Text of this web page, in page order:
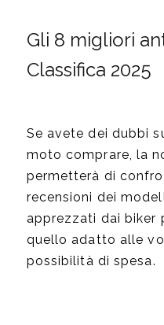
Gli 8 migliori
Classifica 2025
Se avete dei dubbi
moto comprare, la
permetterà di
recensioni dei
apprezzati dai biker
quello adatto alle
possibilità di spesa.